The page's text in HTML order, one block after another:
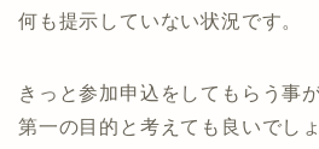
何も提示していない状況です。
きっと参加申込をしてもらう事
第一の目的と考えても良いでしょ